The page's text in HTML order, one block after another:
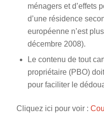
ménagers et d’effets
d’une résidence
européenne n’est
décembre 2008).
Le contenu de tout
propriétaire (PBO)
pour faciliter le
Cliquez ici pour voir :